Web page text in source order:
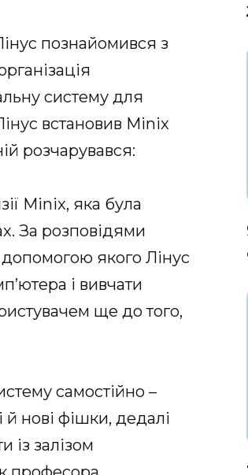
познайомився з
систему для
встановив Minix
розчарувався:
Minix, яка була
За розповідями
допомогою якого Лінус
і вивчати
ще до того,
самостійно –
й нові фішки, дедалі
із залізом